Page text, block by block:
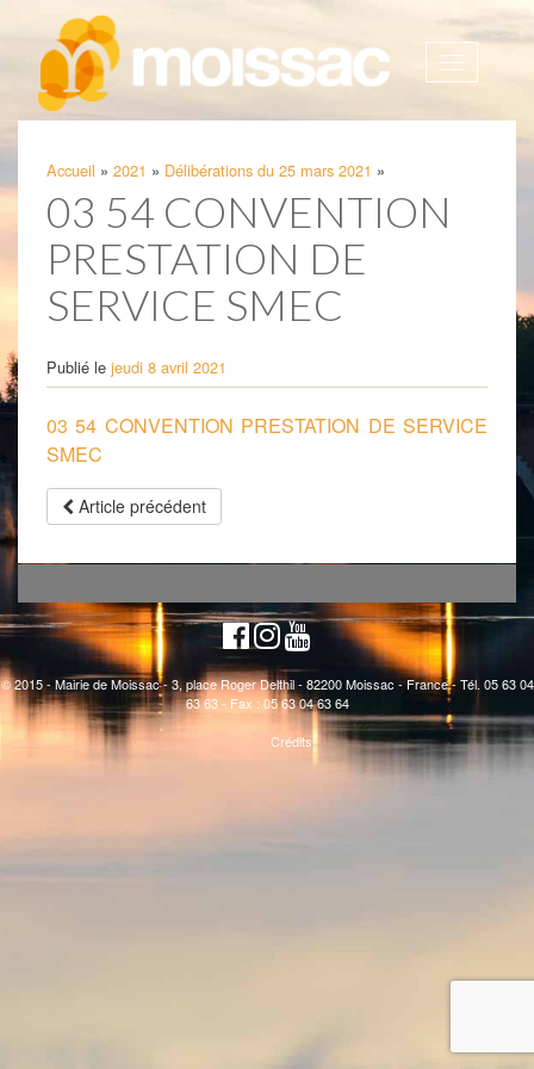
Afficher
Accueil » 2021 » Délibérations du 25 mars 2021 »
03 54 CONVENTION
PRESTATION DE
SERVICE SMEC
Publié le jeudi 8 avril 2021
03 54 CONVENTION PRESTATION DE SERVICE
SMEC
Article précédent
© 2015 - Mairie de Moissac - 3, place Roger Delthil - 82200 Moissac - France - Tél. 05 63 04
63 63 - Fax : 05 63 04 63 64
Crédits